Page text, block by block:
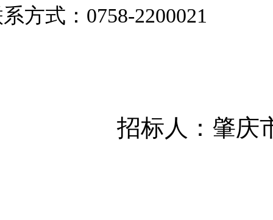
方式： 0758-2200021
招标人： 肇庆